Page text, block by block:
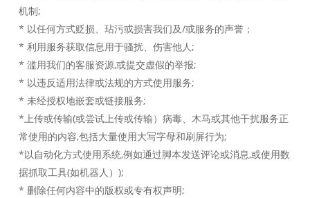
机制;
* 以任何方式贬损、玷污或损害我们及/或服务的声誉；
* 利用服务获取信息用于骚扰、伤害他人;
* 滥用我们的客服资源,或提交虚假的举报;
* 以违反适用法律或法规的方式使用服务;
* 未经授权地嵌套或链接服务;
*上传或传输(或尝试上传或传输）病毒、木马或其他干扰服务正
常使用的内容,包括大量使用大写字母和刷屏行为;
*以自动化方式使用系统,例如通过脚本发送评论或消息,或使用数
据抓取工具(如机器人）);
* 删除任何内容中的版权或专有权声明;